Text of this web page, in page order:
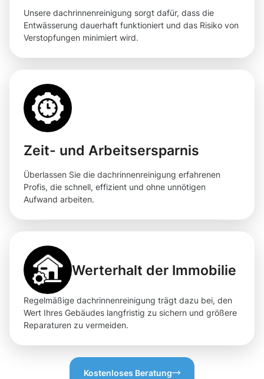
Unsere dachrinnenreinigung sorgt dafür, dass die
Entwässerung dauerhaft funktioniert und das Risiko von
Verstopfungen minimiert wird.
Zeit- und Arbeitsersparnis
Überlassen Sie die dachrinnenreinigung erfahrenen
Profis, die schnell, effizient und ohne unnötigen
Aufwand arbeiten.
Werterhalt der Immobilie
Regelmäßige dachrinnenreinigung trägt dazu bei, den
Wert Ihres Gebäudes langfristig zu sichern und größere
Reparaturen zu vermeiden.
Kostenloses Beratung